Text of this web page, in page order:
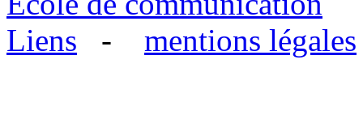
Liens - mentions légales